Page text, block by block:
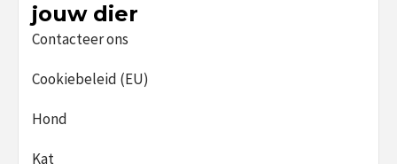
jouw dier
Contacteer ons
Cookiebeleid (EU)
Hond
Kat